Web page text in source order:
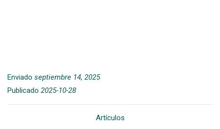
Enviado septiembre 14, 2025
Publicado 2025-10-28
Artículos